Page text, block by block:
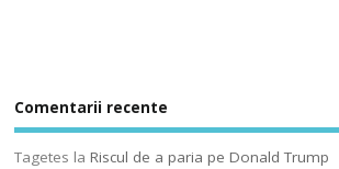
Comentarii recente
Tagetes laRiscul de a paria pe Donald Trump